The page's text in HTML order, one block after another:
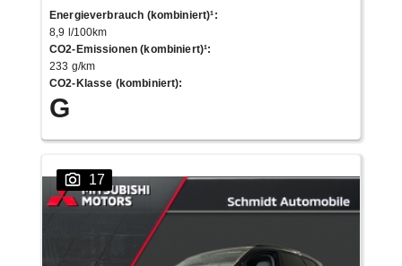
Energieverbrauch (kombiniert)¹:
8,9 l/100km
CO2-Emissionen (kombiniert)¹:
233 g/km
CO2-Klasse (kombiniert):
G
17